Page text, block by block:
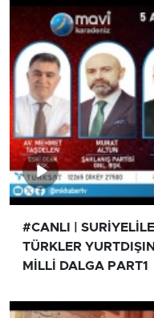
#CANLI |
TÜRKLER
MİLLİ DALGA PART1